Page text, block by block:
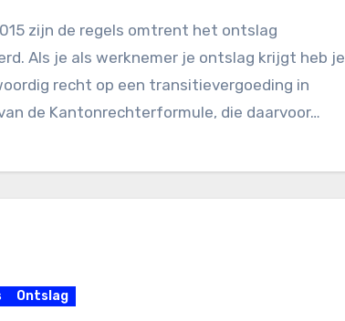
zijn de regels omtrent het ontslag
Als je als werknemer je ontslag krijgt heb je
recht op een transitievergoeding in
de Kantonrechterformule, die daarvoor…
Ontslag